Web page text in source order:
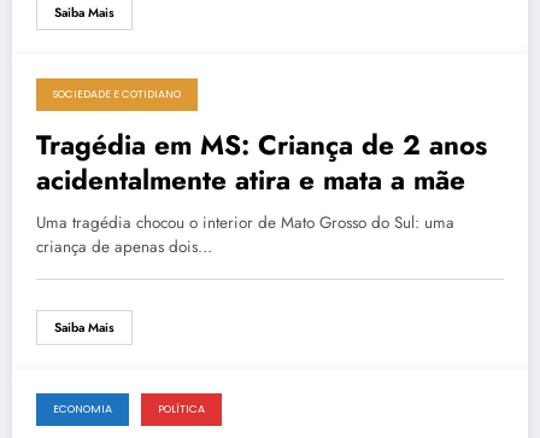
Saiba Mais
14 de junho de 2025
SOCIEDADE E COTIDIANO
Tragédia em MS: Criança de 2 anos
acidentalmente atira e mata a mãe
Uma tragédia chocou o interior de Mato Grosso do Sul: uma
criança de apenas dois…
Saiba Mais
14 de junho de 2025
ECONOMIA POLÍTICA